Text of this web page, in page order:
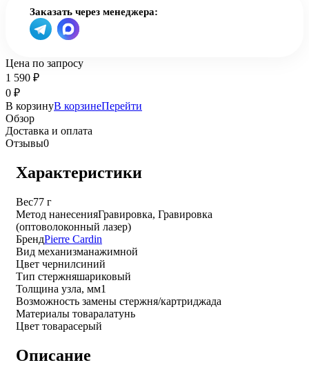
Заказать через менеджера:
Цена по запросу
1 590 ₽
0 ₽
В корзинуВ корзинеПерейти
Обзор
Доставка и оплата
Отзывы0
Характеристики
Вес77 г
Метод нанесенияГравировка, Гравировка
(оптоволоконный лазер)
БрендPierre Cardin
Вид механизманажимной
Цвет чернилсиний
Тип стержняшариковый
Толщина узла, мм1
Возможность замены стержня/картриджада
Материалы товаралатунь
Цвет товарасерый
Описание